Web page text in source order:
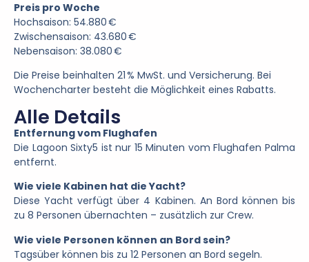
Preis pro Woche
Hochsaison: 54.880 €
Zwischensaison: 43.680 €
Nebensaison: 38.080 €
Die Preise beinhalten 21 % MwSt. und Versicherung. Bei
Wochencharter besteht die Möglichkeit eines Rabatts.
Alle Details
Entfernung vom Flughafen
Die Lagoon Sixty5 ist nur 15 Minuten vom Flughafen Palma
entfernt.
Wie viele Kabinen hat die Yacht?
Diese Yacht verfügt über 4 Kabinen. An Bord können bis
zu 8 Personen übernachten – zusätzlich zur Crew.
Wie viele Personen können an Bord sein?
Tagsüber können bis zu 12 Personen an Bord segeln.